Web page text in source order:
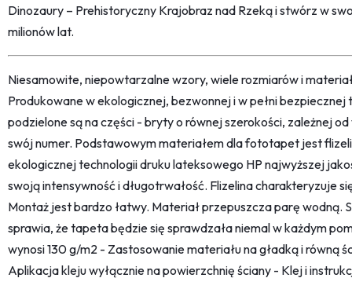
Dinozaury – Prehistoryczny Krajobraz nad Rzeką i stwórz w
milionów lat.
Niesamowite, niepowtarzalne wzory, wiele rozmiarów i
Produkowane w ekologicznej, bezwonnej i w pełni
podzielone są na części - bryty o równej szerokości, zależnej
swój numer. Podstawowym materiałem dla fototapet jest
ekologicznej technologii druku lateksowego HP najwyższej
swoją intensywność i długotrwałość. Flizelina charakteryzuje
Montaż jest bardzo łatwy. Materiał przepuszcza parę wodną.
sprawia, że tapeta będzie się sprawdzała niemal w każdym
wynosi 130 g/m2 - Zastosowanie materiału na gładką i równą
Aplikacja kleju wyłącznie na powierzchnię ściany - Klej i